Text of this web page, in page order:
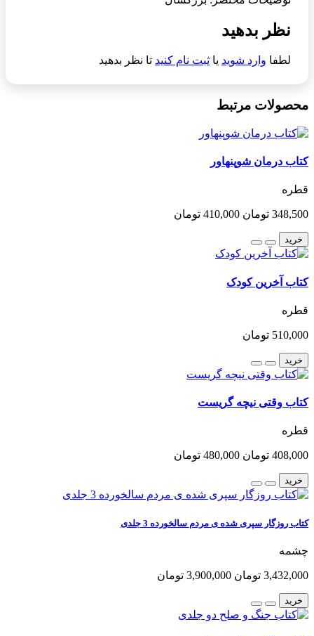
نظر بدهید
لطفا وارد شوید یا ثبت نام کنید تا نظر بدهید
محصولات مرتبط
کتاب درمان شوپنهاور
قطره
348,500 تومان 410,000 تومان
خرید
کتاب آخرین کودک
قطره
510,000 تومان
خرید
کتاب وقتی نیچه گریست
قطره
408,000 تومان 480,000 تومان
خرید
کتاب روزگار سپری شده ی مردم سالخورده 3 جلدی
چشمه
3,432,000 تومان 3,900,000 تومان
خرید